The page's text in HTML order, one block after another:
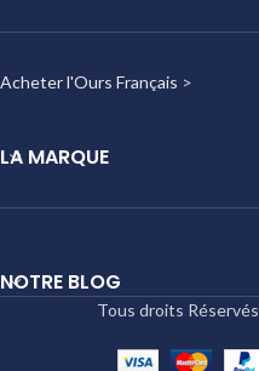
Acheter l'Ours Français >
LA MARQUE
NOTRE BLOG
Tous droits Réservés